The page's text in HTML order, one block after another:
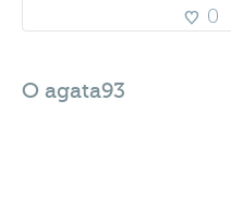
0
O agata93